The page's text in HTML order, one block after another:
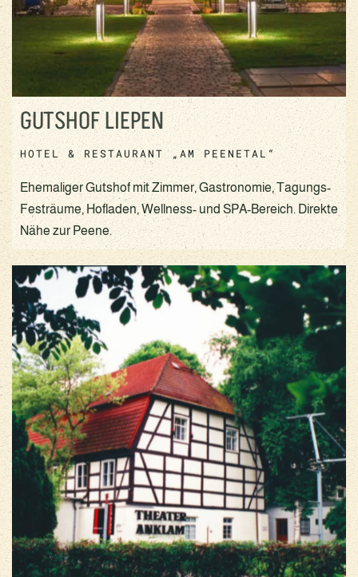
GUTSHOF LIEPEN
HOTEL & RESTAURANT „AM PEENETAL“
Ehemaliger Gutshof mit Zimmer, Gastronomie, Tagungs-
Festräume, Hofladen, Wellness- und SPA-Bereich. Direkte
Nähe zur Peene.